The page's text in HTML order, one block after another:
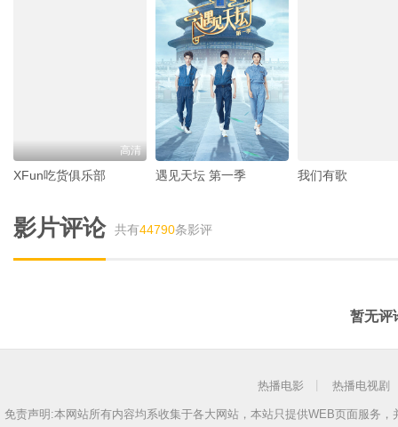
高清
XFun吃货俱乐部 遇见天坛 第一季 我们有歌
影片评论 共有44790条影评
暂无评
热播电影 热播电视剧
免责声明:本网站所有内容均系收集于各大网站，本站只提供WEB页面服务